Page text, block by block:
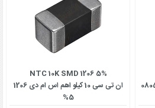
کیلو اهم اس ام دی 0805
NTC 10K SMD 1206 5%
ان تی سی 10 کیلو اهم اس ام دی 1206
5%